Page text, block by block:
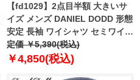
【fd1029】2点目半額 大きいサ
イズ メンズ DANIEL DODD 形態
安定 長袖 ワイシャツ セミワイド
カラー eadn87-71
定価 ￥5,390(税込)
￥4,850(税込)